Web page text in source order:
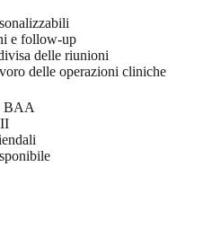
e follow-up
delle riunioni
delle operazioni cliniche
BAA